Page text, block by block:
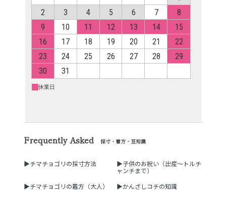
Frequently Asked 採寸・着方・豆知識
▶チマチョゴリの採寸方法
▶子供のお祝い（出産～トルチ
ャンチまで）
▶チマチョゴリの着方（大人）
▶かんざしコチの知識